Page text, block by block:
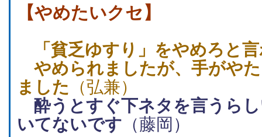
【やめたいクセ】
「貧乏ゆすり」をやめろと
やめられましたが、手がや
ました （弘兼）
酔うとすぐ下ネタを言うら
いてないです （藤岡）